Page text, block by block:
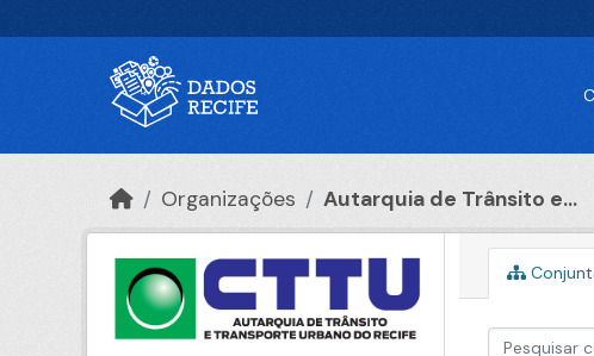
Organizações Autarquia de Trânsito e...